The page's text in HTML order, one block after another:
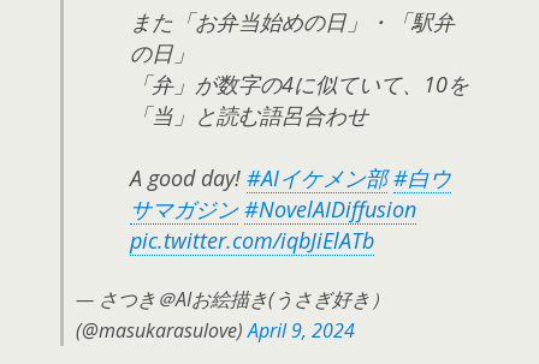
また「お弁当始めの日」・「駅弁
の日」
「弁」が数字の4に似ていて、10を
「当」と読む語呂合わせ
A good day! #AIイケメン部 #白ウ
サマガジン #NovelAIDiffusion
pic.twitter.com/iqbJiElATb
— さつき＠AIお絵描き(うさぎ好き）
(@masukarasulove)April 9, 2024